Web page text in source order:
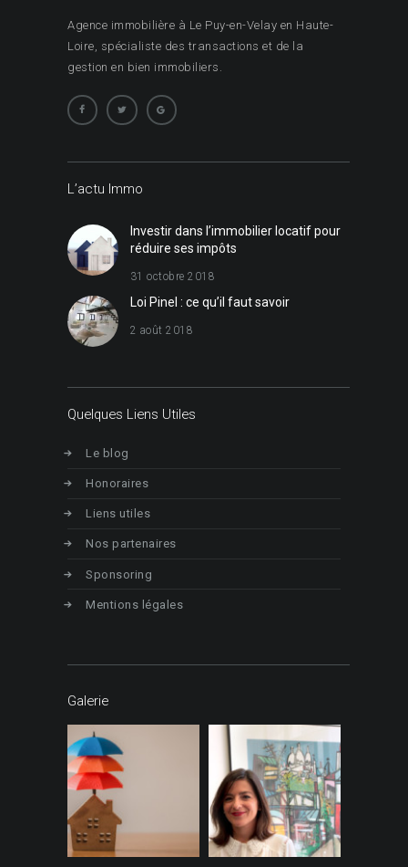
Agence immobilière à Le Puy-en-Velay en Haute-
Loire, spécialiste des transactions et de la
gestion en bien immobiliers.
L’actu Immo
Investir dans l’immobilier locatif pour
réduire ses impôts
31 octobre 2018
Loi Pinel : ce qu’il faut savoir
2 août 2018
Quelques Liens Utiles
Le blog
Honoraires
Liens utiles
Nos partenaires
Sponsoring
Mentions légales
Galerie